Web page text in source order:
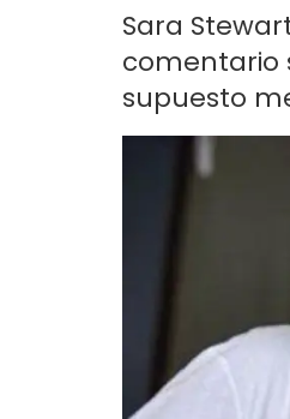
Sara
comentario
supuesto